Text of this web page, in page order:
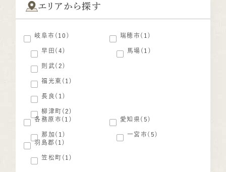
エリアから探す
岐阜市(10)
早田(4)
則武(2)
福光東(1)
長良(1)
柳津町(2)
瑞穂市(1)
馬場(1)
各務原市(1)
那加(1)
愛知県(5)
一宮市(5)
羽島郡(1)
笠松町(1)